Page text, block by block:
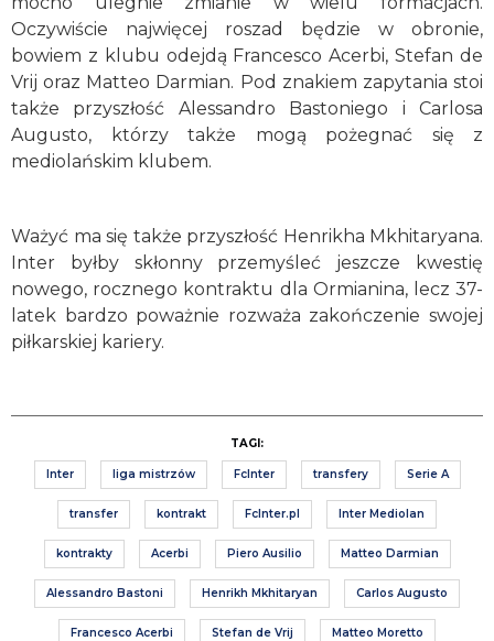
Oczywiście najwięcej roszad będzie w obronie,
bowiem z klubu odejdą Francesco Acerbi, Stefan de
Vrij oraz Matteo Darmian. Pod znakiem zapytania stoi
także przyszłość Alessandro Bastoniego i Carlosa
Augusto, którzy także mogą pożegnać się z
mediolańskim klubem.
Ważyć ma się także przyszłość Henrikha Mkhitaryana.
Inter byłby skłonny przemyśleć jeszcze kwestię
nowego, rocznego kontraktu dla Ormianina, lecz 37-
latek bardzo poważnie rozważa zakończenie swojej
piłkarskiej kariery.
TAGI:
Inter liga mistrzów FcInter transfery Serie A
transfer kontrakt FcInter.pl Inter Mediolan
kontrakty Acerbi Piero Ausilio Matteo Darmian
Alessandro Bastoni Henrikh Mkhitaryan Carlos Augusto
Francesco Acerbi Stefan de Vrij Matteo Moretto